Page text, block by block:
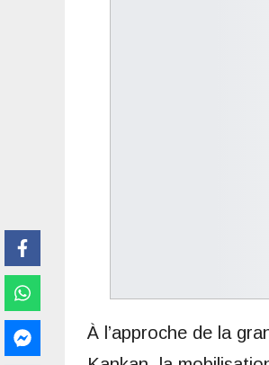
À l’approche de la